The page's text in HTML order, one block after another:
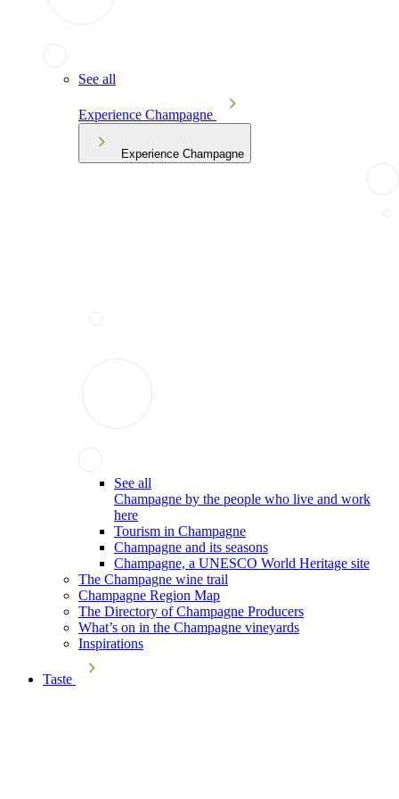
See all
Experience Champagne
Experience Champagne
See all
Champagne by the people who live and work
here
Tourism in Champagne
Champagne and its seasons
Champagne, a UNESCO World Heritage site
The Champagne wine trail
Champagne Region Map
The Directory of Champagne Producers
What’s on in the Champagne vineyards
Inspirations
Taste